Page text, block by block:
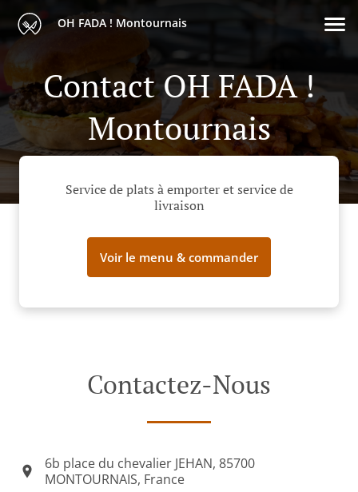
OH FADA ! Montournais
Contact OH FADA !
Montournais
Service de plats à emporter et service de
livraison
Voir le menu & commander
Contactez-Nous
6b place du chevalier JEHAN, 85700
MONTOURNAIS, France